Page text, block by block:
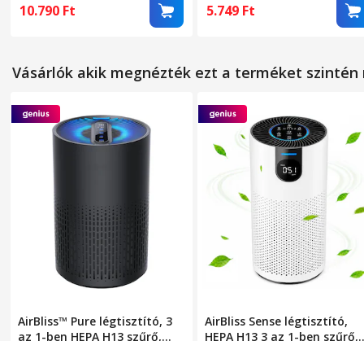
Hosszúság
10.790 Ft 5.749 Ft
Vásárlók akik megnézték ezt a terméket
AirBliss™ Pure légtisztító, 3
az 1-ben HEPA H13 szűrő,
AirBliss Sense légtisztító,
HEPA H13 3 az 1-ben szűrő,